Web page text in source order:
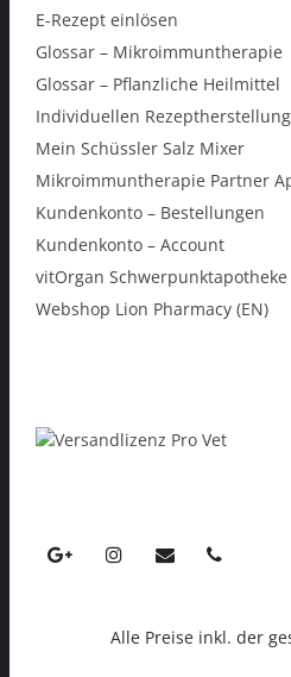
E-Rezept einlösen
Glossar – Mikroimmuntherapie
Glossar – Pflanzliche Heilmittel
Individuellen
Mein Schüssler Salz Mixer
Mikroimmuntherapie Partner
Kundenkonto – Bestellungen
Kundenkonto – Account
vitOrgan Schwerpunktapotheke
Webshop Lion Pharmacy (EN)
Alle Preise inkl. der